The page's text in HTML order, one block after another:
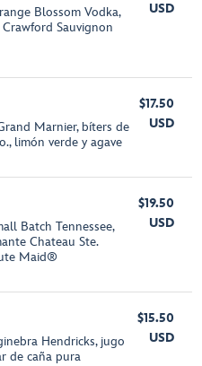
Blossom Vodka,
Sauvignon
USD
Marnier, bíters de
limón verde y agave
$17.50
USD
Batch Tennessee,
Chateau Ste.
Maid®
$19.50
USD
Hendricks, jugo
de caña pura
$15.50
USD